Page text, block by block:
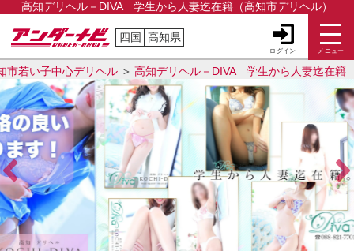
高知デリヘル－DIVA 学生から人妻迄在籍（高知市デリヘル）
四国 高知県
ログイン メニュー
市若い子中心デリヘル 高知デリヘル－DIVA 学生から人妻迄在籍